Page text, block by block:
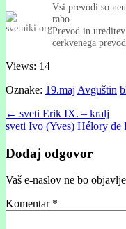
Vsi prevodi so
rabo.
Prevod in
cerkvenega
Views: 14
Oznake: 19.maj Avguštin
Post
navigation
← sveti Erik IX. – kralj
sveti Ivo (Yves) Hélory
Dodaj odgovor
Vaš e-naslov ne bo
Komentar *